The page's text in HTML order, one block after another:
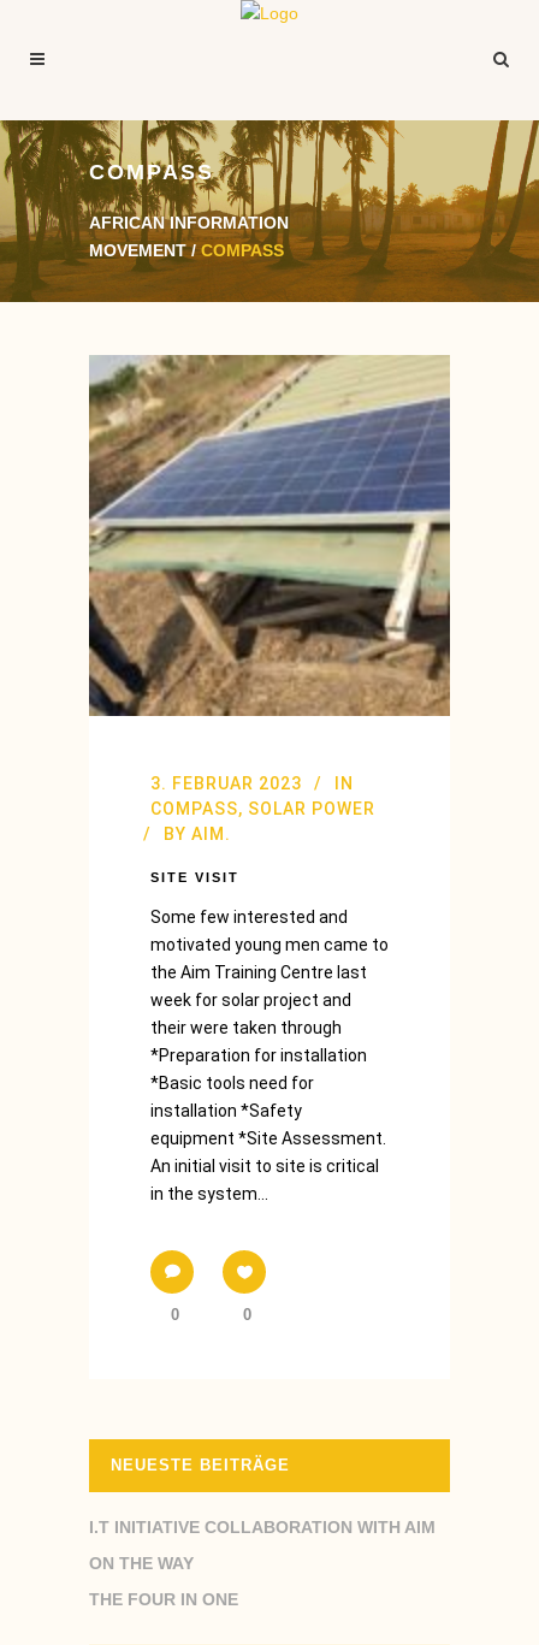
COMPASS
AFRICAN INFORMATION
MOVEMENT/COMPASS
3. FEBRUAR 2023
IN
COMPASS, SOLAR POWER
BY AIM.
SITE VISIT
Some few interested and
motivated young men came to
the Aim Training Centre last
week for solar project and
their were taken through
*Preparation for installation
*Basic tools need for
installation *Safety
equipment *Site Assessment.
An initial visit to site is critical
in the system...
0 0
NEUESTE BEITRÄGE
I.T INITIATIVE COLLABORATION WITH AIM
ON THE WAY
THE FOUR IN ONE